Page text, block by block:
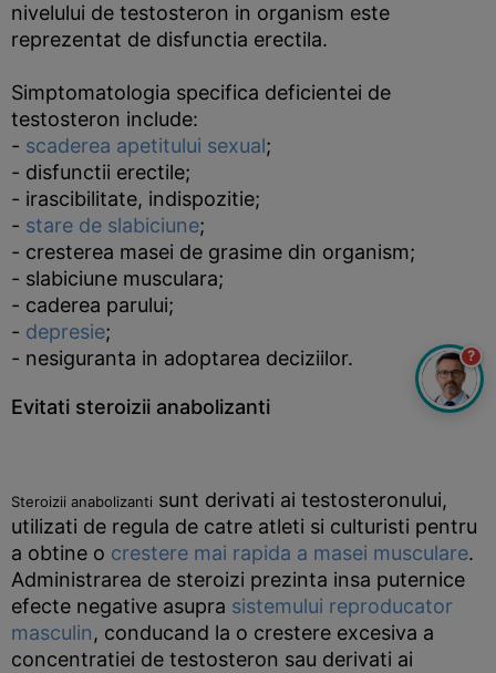
nivelului de testosteron in organism este
reprezentat de disfunctia erectila.
Simptomatologia specifica deficientei de
testosteron include:
- scaderea apetitului sexual;
- disfunctii erectile;
- irascibilitate, indispozitie;
- stare de slabiciune;
- cresterea masei de grasime din organism;
- slabiciune musculara;
- caderea parului;
- depresie;
- nesiguranta in adoptarea deciziilor.
Evitati steroizii anabolizanti
Steroizii anabolizanti sunt derivati ai testosteronului,
utilizati de regula de catre atleti si culturisti pentru
a obtine o crestere mai rapida a masei musculare.
Administrarea de steroizi prezinta insa puternice
efecte negative asupra sistemului reproducator
masculin, conducand la o crestere excesiva a
concentratiei de testosteron sau derivati ai
?